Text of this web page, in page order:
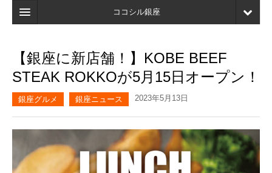
ココシル銀座
検索
ブックマーク
【銀座に新店舗！】KOBE BEEF
STEAK ROKKOが5月15日オープン！
銀座グルメ 銀座ニュース 2023年5月13日